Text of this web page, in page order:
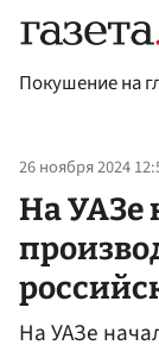
Покушение на
26 ноября 2024
На УАЗе
На УАЗе